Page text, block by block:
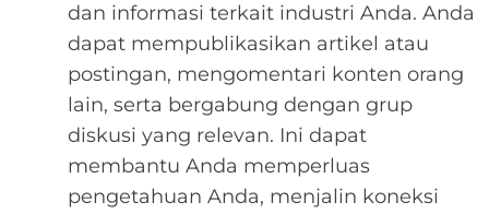
dan informasi terkait industri Anda. Anda
dapat mempublikasikan artikel atau
postingan, mengomentari konten orang
lain, serta bergabung dengan grup
diskusi yang relevan. Ini dapat
membantu Anda memperluas
pengetahuan Anda, menjalin koneksi